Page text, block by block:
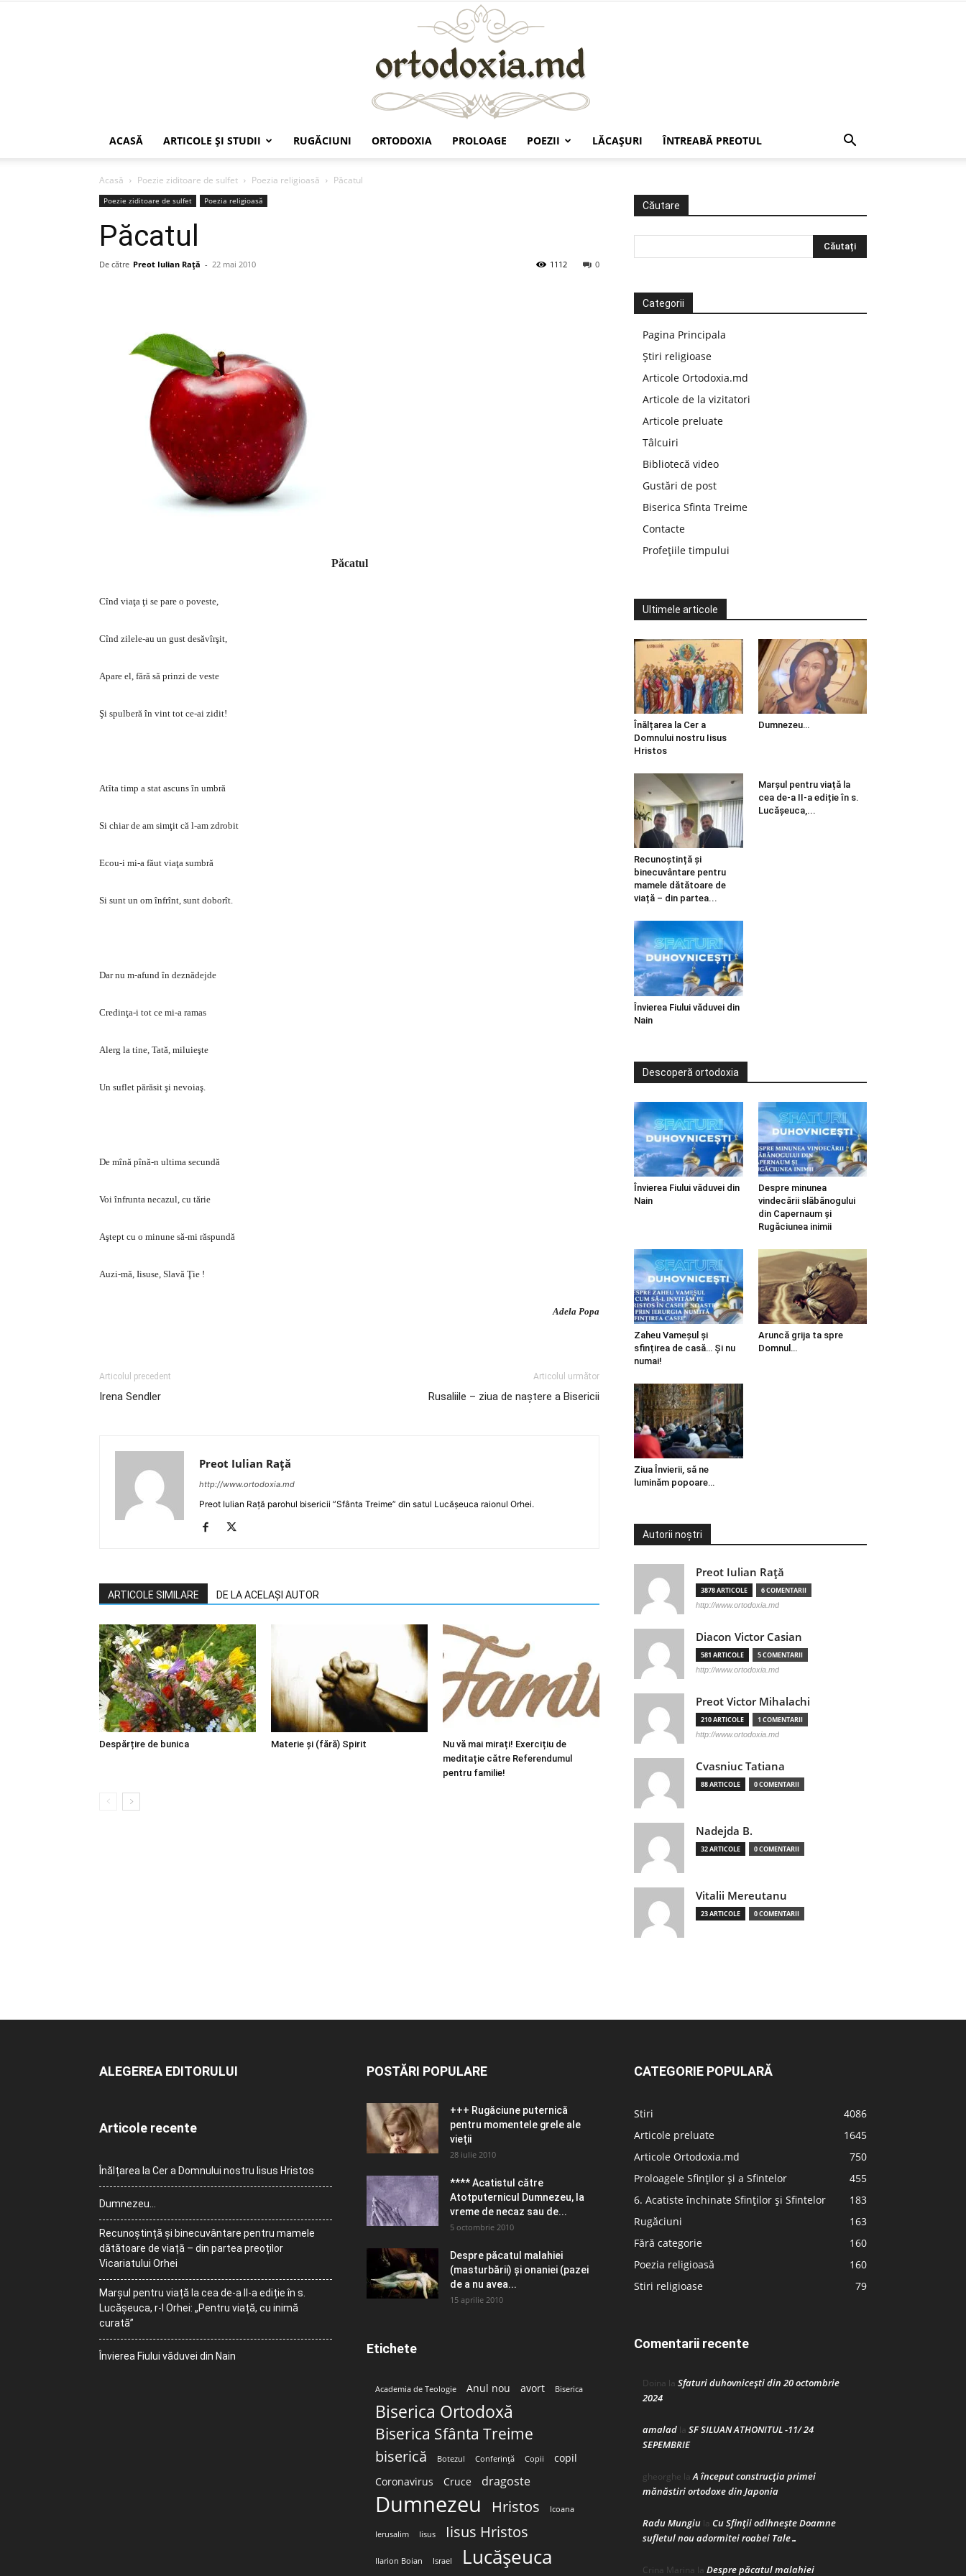
ACASĂ ARTICOLE ŞI STUDII RUGĂCIUNI ORTODOXIA PROLOAGE POEZII LĂCAŞURI ÎNTREABĂ PREOTUL
Acasă Poezie ziditoare de sulfet Poezia religioasă Păcatul
Poezie ziditoare de sulfet Poezia religioasă
Păcatul
De către Preot Iulian Raţă - 22 mai 2010 0
1112
Păcatul
Cînd viaţa ţi se pare o poveste,
Cînd zilele-au un gust desăvîrşit,
Apare el, fără să prinzi de veste
Şi spulberă în vint tot ce-ai zidit!
Atîta timp a stat ascuns în umbră
Si chiar de am simţit că l-am zdrobit
Ecou-i mi-a făut viaţa sumbră
Si sunt un om înfrînt, sunt doborît.
Dar nu m-afund în deznădejde
Credinţa-i tot ce mi-a ramas
Alerg la tine, Tată, miluieşte
Un suflet părăsit şi nevoiaş.
De mînă pînă-n ultima secundă
Voi înfrunta necazul, cu tărie
Aştept cu o minune să-mi răspundă
Auzi-mă, Iisuse, Slavă Ţie !
Adela Popa
Articolul precedent
Irena Sendler
Articolul următor
Rusaliile – ziua de naștere a Bisericii
Preot Iulian Raţă
http://www.ortodoxia.md
Preot Iulian Rață parohul bisericii ”Sfânta Treime” din satul Lucășeuca raionul Orhei.
ARTICOLE SIMILARE DE LA ACELAȘI AUTOR
Despărțire de bunica Materie şi (fără) Spirit
Nu vă mai mirați! Exercițiu de
meditație către Referendumul
pentru familie!
Căutare
Categorii
Pagina Principala
Știri religioase
Articole Ortodoxia.md
Articole de la vizitatori
Articole preluate
Tâlcuiri
Bibliotecă video
Gustări de post
Biserica Sfinta Treime
Contacte
Profețiile timpului
Ultimele articole
Înălțarea la Cer a
Domnului nostru Iisus
Hristos
Dumnezeu…
Recunoștință și
binecuvântare pentru
mamele dătătoare de
viață – din partea...
Marșul pentru viață la
cea de-a II-a ediție în s.
Lucășeuca,...
Învierea Fiului văduvei din
Nain
Descoperă ortodoxia
Învierea Fiului văduvei din
Nain
Despre minunea
vindecării slăbănogului
din Capernaum și
Rugăciunea inimii
Zaheu Vameșul și
sfințirea de casă… Și nu
numai!
Aruncă grija ta spre
Domnul…
Ziua Învierii, să ne
luminăm popoare…
Autorii noștri
Preot Iulian Raţă
3878 ARTICOLE 6 COMENTARII
http://www.ortodoxia.md
Diacon Victor Casian
581 ARTICOLE 5 COMENTARII
http://www.ortodoxia.md
Preot Victor Mihalachi
210 ARTICOLE 1 COMENTARII
http://www.ortodoxia.md
Cvasniuc Tatiana
88 ARTICOLE 0 COMENTARII
Nadejda B.
32 ARTICOLE 0 COMENTARII
Vitalii Mereutanu
23 ARTICOLE 0 COMENTARII
ALEGEREA EDITORULUI
Articole recente
Înălțarea la Cer a Domnului nostru Iisus Hristos
Dumnezeu…
Recunoștință și binecuvântare pentru mamele
dătătoare de viață – din partea preoților
Vicariatului Orhei
Marșul pentru viață la cea de-a II-a ediție în s.
Lucășeuca, r-l Orhei: „Pentru viață, cu inimă
curată”
Învierea Fiului văduvei din Nain
POSTĂRI POPULARE
+++ Rugăciune puternică
pentru momentele grele ale
vieţii
28 iulie 2010
**** Acatistul către
Atotputernicul Dumnezeu, la
vreme de necaz sau de...
5 octombrie 2010
Despre păcatul malahiei
(masturbării) şi onaniei (pazei
de a nu avea...
15 aprilie 2010
Etichete
Academia de Teologie Anul nou avort Biserica
Biserica Ortodoxă
Biserica Sfânta Treime
biserică Botezul Conferință Copii
copil
Coronavirus
Cruce dragoste
Dumnezeu Hristos Icoana
Ierusalim Iisus Iisus Hristos
Ilarion Boian Israel Lucășeuca
CATEGORIE POPULARĂ
Stiri
4086
Articole preluate
1645
Articole Ortodoxia.md
750
Proloagele Sfinților și a Sfintelor
455
6. Acatiste închinate Sfinților și Sfintelor
183
Rugăciuni
163
Fără categorie
160
Poezia religioasă
160
Stiri religioase
79
Comentarii recente
Doina la Sfaturi duhovnicești din 20 octombrie
2024
amalad la SF SILUAN ATHONITUL -11/ 24
SEPEMBRIE
gheorghe laA început construcţia primei
mănăstiri ortodoxe din Japonia
Radu Mungiu la Cu Sfinții odihnește Doamne
sufletul nou adormitei roabei Tale…
Crina Marina la Despre păcatul malahiei